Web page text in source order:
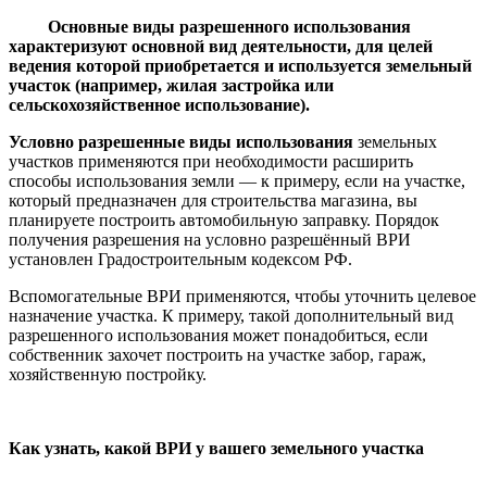
Основные виды разрешенного использования
характеризуют основной вид деятельности, для целей
ведения которой приобретается и используется земельный
участок (например, жилая застройка или
сельскохозяйственное использование).
Условно разрешенные виды использования земельных
участков применяются при необходимости расширить
способы использования земли — к примеру, если на участке,
который предназначен для строительства магазина, вы
планируете построить автомобильную заправку. Порядок
получения разрешения на условно разрешённый ВРИ
установлен Градостроительным кодексом РФ.
Вспомогательные ВРИ применяются, чтобы уточнить целевое
назначение участка. К примеру, такой дополнительный вид
разрешенного использования может понадобиться, если
собственник захочет построить на участке забор, гараж,
хозяйственную постройку.
Как узнать, какой ВРИ у вашего земельного участка